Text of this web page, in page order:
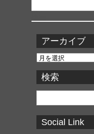
アーカイブ
ア
カ
イ
ブ
検索
検
Social Link